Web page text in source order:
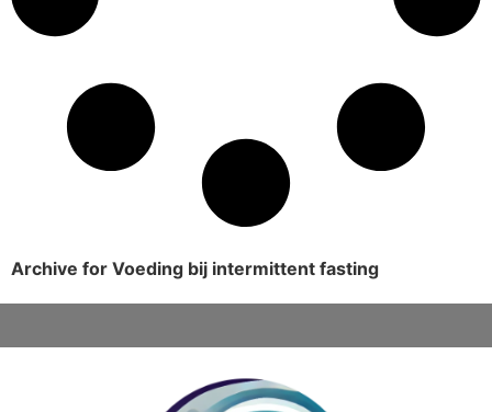
Archive for Voeding bij intermittent fasting